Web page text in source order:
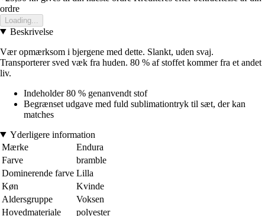
ordre
Loading...
Beskrivelse
Vær opmærksom i bjergene med dette. Slankt, uden svaj.
Transporterer sved væk fra huden. 80 % af stoffet kommer fra et andet
liv.
Indeholder 80 % genanvendt stof
Begrænset udgave med fuld sublimationtryk til sæt, der kan
matches
Yderligere information
Mærke
Endura
Farve
bramble
Dominerende farve Lilla
Køn
Kvinde
Aldersgruppe
Voksen
Hovedmateriale
polyester